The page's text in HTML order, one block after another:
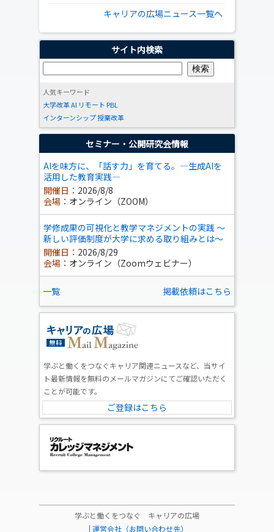
キャリアの広場ニュース一覧へ
サイト内検索
人気キーワード
大学改革AI リモート PBL
インターンシップ授業改革
セミナー・公開研究会情報
AIを味方に、「話す力」を育てる。―生成AIを
活用した教育実践―
開催日： 2026/8/8
会場： オンライン（ZOOM）
学修成果の可視化と教学マネジメントの実践 ～
新しい評価制度が大学に求める取り組みとは～
開催日： 2026/8/29
会場： オンライン（Zoomウェビナー）
一覧 掲載依頼はこちら
学ぶと働くをつなぐキャリア関連ニュースなど、当サイ
ト最新情報を無料のメールマガジンにてご確認いただく
ことが可能です。
ご登録はこちら
学ぶと働くをつなぐ キャリアの広場
| 運営会社（お問い合わせ先）